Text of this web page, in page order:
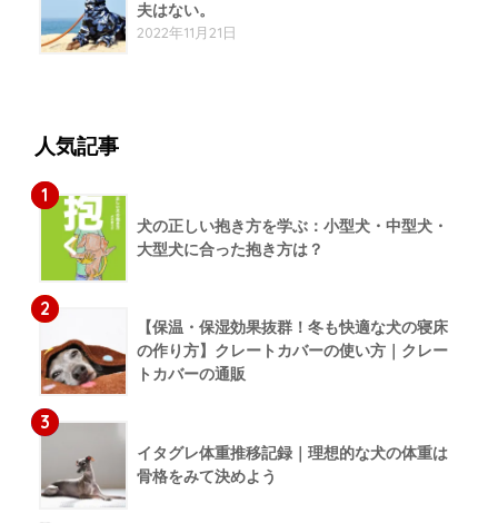
夫はない。
2022年11月21日
人気記事
1
犬の正しい抱き方を学ぶ：小型犬・中型犬・
大型犬に合った抱き方は？
2
【保温・保湿効果抜群！冬も快適な犬の寝床
の作り方】クレートカバーの使い方｜クレー
トカバーの通販
3
イタグレ体重推移記録｜理想的な犬の体重は
骨格をみて決めよう